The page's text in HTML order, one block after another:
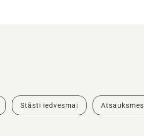
Stāsti iedvesmai Atsauksmes